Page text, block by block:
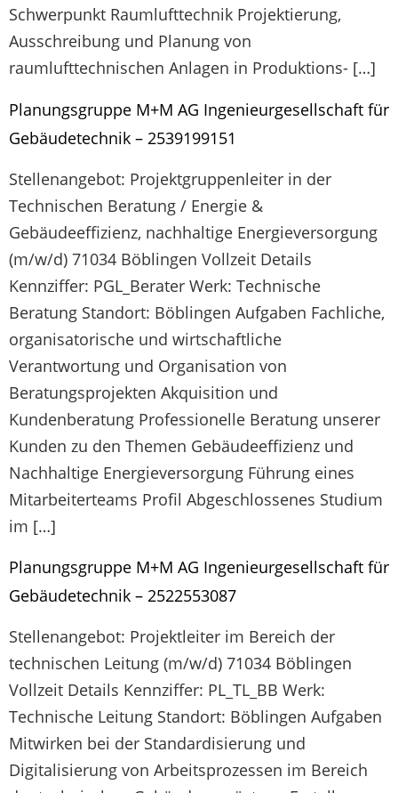
Schwerpunkt Raumlufttechnik Projektierung,
Ausschreibung und Planung von
raumlufttechnischen Anlagen in Produktions- […]
Planungsgruppe M+M AG Ingenieurgesellschaft für
Gebäudetechnik – 2539199151
Stellenangebot: Projektgruppenleiter in der
Technischen Beratung / Energie &
Gebäudeeffizienz, nachhaltige Energieversorgung
(m/w/d) 71034 Böblingen Vollzeit Details
Kennziffer: PGL_Berater Werk: Technische
Beratung Standort: Böblingen Aufgaben Fachliche,
organisatorische und wirtschaftliche
Verantwortung und Organisation von
Beratungsprojekten Akquisition und
Kundenberatung Professionelle Beratung unserer
Kunden zu den Themen Gebäudeeffizienz und
Nachhaltige Energieversorgung Führung eines
Mitarbeiterteams Profil Abgeschlossenes Studium
im […]
Planungsgruppe M+M AG Ingenieurgesellschaft für
Gebäudetechnik – 2522553087
Stellenangebot: Projektleiter im Bereich der
technischen Leitung (m/w/d) 71034 Böblingen
Vollzeit Details Kennziffer: PL_TL_BB Werk:
Technische Leitung Standort: Böblingen Aufgaben
Mitwirken bei der Standardisierung und
Digitalisierung von Arbeitsprozessen im Bereich